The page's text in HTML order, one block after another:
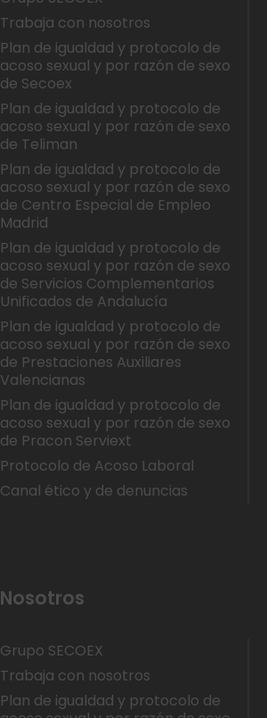
Trabaja con nosotros
Plan de igualdad y protocolo de
acoso sexual y por razón de sexo
de Secoex
Plan de igualdad y protocolo de
acoso sexual y por razón de sexo
de Teliman
Plan de igualdad y protocolo de
acoso sexual y por razón de sexo
de Centro Especial de Empleo
Madrid
Plan de igualdad y protocolo de
acoso sexual y por razón de sexo
de Servicios Complementarios
Unificados de Andalucía
Plan de igualdad y protocolo de
acoso sexual y por razón de sexo
de Prestaciones Auxiliares
Valencianas
Plan de igualdad y protocolo de
acoso sexual y por razón de sexo
de Pracon Serviext
Protocolo de Acoso Laboral
Canal ético y de denuncias
Nosotros
Grupo SECOEX
Trabaja con nosotros
Plan de igualdad y protocolo de